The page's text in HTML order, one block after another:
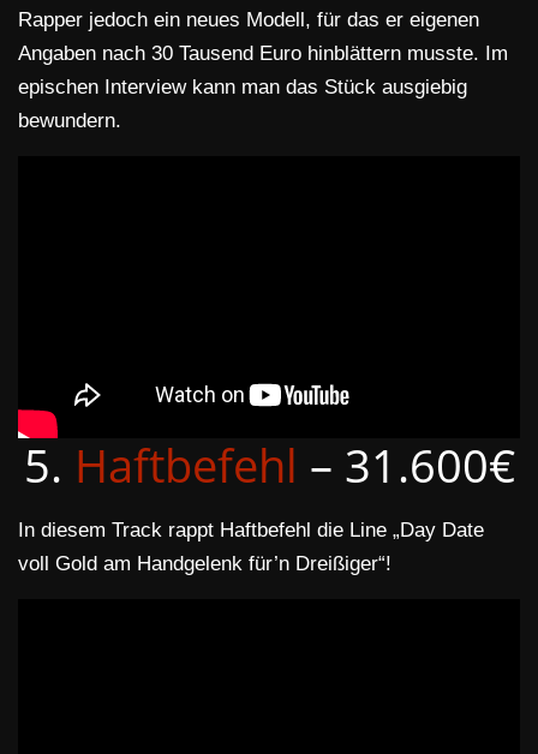
Rapper jedoch ein neues Modell, für das er eigenen
Angaben nach 30 Tausend Euro hinblättern musste. Im
epischen Interview kann man das Stück ausgiebig
bewundern.
5. Haftbefehl – 31.600€
In diesem Track rappt Haftbefehl die Line „Day Date
voll Gold am Handgelenk für’n Dreißiger“!